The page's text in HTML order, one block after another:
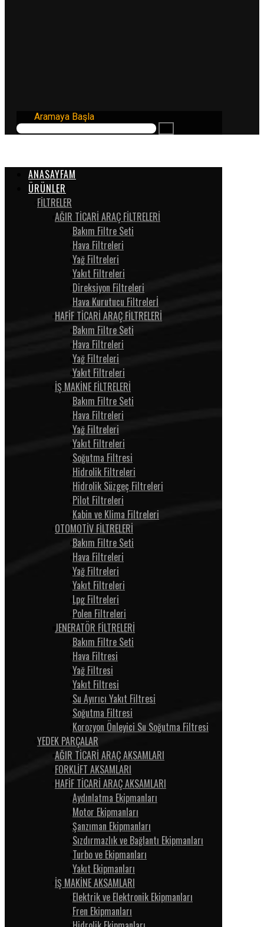
Aramaya Başla
ANASAYFAM
ÜRÜNLER
FİLTRELER
AĞIR TİCARİ ARAÇ FİLTRELERİ
Bakım Filtre Seti
Hava Filtreleri
Yağ Filtreleri
Yakıt Filtreleri
Direksiyon Filtreleri
Hava Kurutucu Filtrelerİ
HAFİF TİCARİ ARAÇ FİLTRELERİ
Bakım Filtre Seti
Hava Filtreleri
Yağ Filtreleri
Yakıt Filtreleri
İŞ MAKİNE FİLTRELERİ
Bakım Filtre Seti
Hava Filtreleri
Yağ Filtreleri
Yakıt Filtreleri
Soğutma Filtresi
Hidrolik Filtreleri
Hidrolik Süzgeç Filtreleri
Pilot Filtreleri
Kabin ve Klima Filtreleri
OTOMOTİV FİLTRELERİ
Bakım Filtre Seti
Hava Filtreleri
Yağ Filtreleri
Yakıt Filtreleri
Lpg Filtreleri
Polen Filtreleri
JENERATÖR FİLTRELERİ
Bakım Filtre Seti
Hava Filtresi
Yağ Filtresi
Yakıt Filtresi
Su Ayırıcı Yakıt Filtresi
Soğutma Filtresi
Korozyon Önleyici Su Soğutma Filtresi
YEDEK PARÇALAR
AĞIR TİCARİ ARAÇ AKSAMLARI
FORKLİFT AKSAMLARI
HAFİF TİCARİ ARAÇ AKSAMLARI
Aydınlatma Ekipmanları
Motor Ekipmanları
Şanzıman Ekipmanları
Sızdırmazlık ve Bağlantı Ekipmanları
Turbo ve Ekipmanları
Yakıt Ekipmanları
İŞ MAKİNE AKSAMLARI
Elektrik ve Elektronik Ekipmanları
Fren Ekipmanları